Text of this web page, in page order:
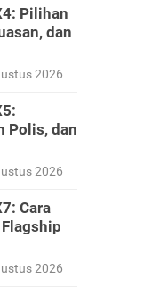
Pilihan
dan
2026
Polis, dan
2026
Cara
2026